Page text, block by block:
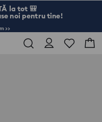
la tot 🎒
noi pentru tine!
>>